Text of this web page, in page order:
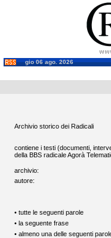
gio 06 ago. 2026
Archivio storico dei Radicali
contiene i testi (documenti,
della BBS radicaleAgorà
archivio:
autore:
• tutte le seguenti parole
• la seguente frase
• almeno una delle seguenti